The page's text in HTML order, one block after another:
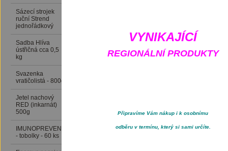
VYNIKAJÍCÍ
REGIONÁLNÍ PRODUKTY
Připravíme Vám nákup i k osobnímu
odběru v termínu, který si sami určíte.
Sázecí strojek
ruční Strend
jednořádkový
Sadba Hlíva
ústřičná cca 0,5
kg
Svazenka
vratičolistá - 800g
Jetel nachový
RED (inkarnát)
500g
IMUNOPREVENCE
- tobolky - 60 ks